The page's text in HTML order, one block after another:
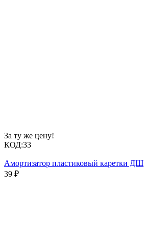
За ту же цену!
КОД:33
Амортизатор пластиковый каретки ДШ
39 ₽